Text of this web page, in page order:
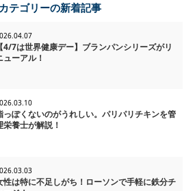
テゴリーの新着記事
【4/7は世界健康デー】ブランパンシリーズがリ
ューアル！
っぽくないのがうれしい。パリパリチキンを管
栄養士が解説！
性は特に不足しがち！ローソンで手軽に鉄分チ